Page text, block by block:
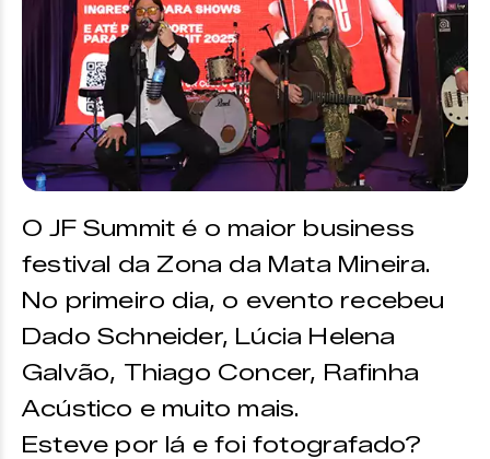
O JF Summit é o maior business
festival da Zona da Mata Mineira.
No primeiro dia, o evento recebeu
Dado Schneider, Lúcia Helena
Galvão, Thiago Concer, Rafinha
Acústico e muito mais.
Esteve por lá e foi fotografado?